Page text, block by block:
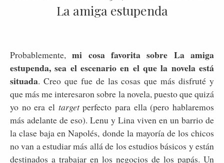
La amiga estupenda
Probablemente,mi cosa favorita sobre La amiga
estupenda, sea el escenario en el que la novela está
situada. Creo que fue de las cosas que más disfruté y
que más me interesaron sobre la novela, puesto que quizá
yo no era el targetperfecto para ella (pero hablaremos
más adelante de eso). Lenu y Lina viven en un barrio de
la clase baja en Napolés, donde la mayoría de los chicos
no van a estudiar más allá de los estudios básicos y están
destinados a trabajar en los negocios de los papás. Un